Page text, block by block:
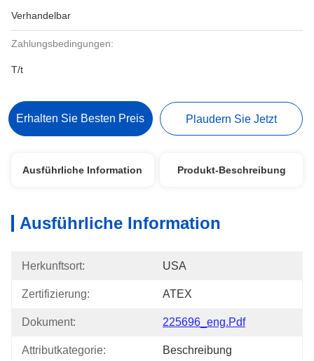
Verhandelbar
Zahlungsbedingungen:
T/t
Erhalten Sie Besten Preis Plaudern Sie Jetzt
Ausführliche Information Produkt-Beschreibung
Ausführliche Information
Herkunftsort: USA
Zertifizierung: ATEX
Dokument: 225696_eng.pdf
Attributkategorie: Beschreibung